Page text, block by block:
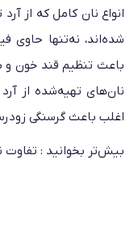
انواع نان کامل که از
باعث تنظیم قند خون و
نان‌های تهیه‌شده از
اغلب باعث گرسنگی
بیش‌تر بخوانید :